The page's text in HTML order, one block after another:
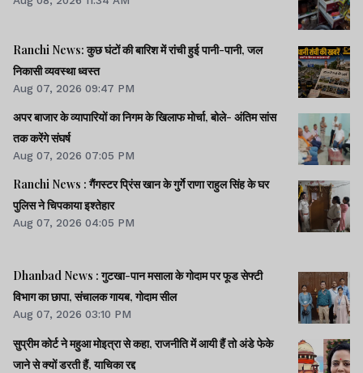
Ranchi News: कुछ घंटों की बारिश में रांची हुई पानी-पानी, जल
निकासी व्यवस्था ध्वस्त
Aug 07, 2026 09:47 PM
अपर बाजार के व्यापारियों का निगम के खिलाफ मोर्चा, बोले- अंतिम सांस
तक करेंगे संघर्ष
Aug 07, 2026 07:05 PM
Ranchi News : गैंगस्टर प्रिंस खान के गुर्गे राणा राहुल सिंह के घर
पुलिस ने चिपकाया इश्तेहार
Aug 07, 2026 04:05 PM
Dhanbad News : गुटखा-पान मसाला के गोदाम पर फूड सेफ्टी
विभाग का छापा, संचालक गायब, गोदाम सील
Aug 07, 2026 03:10 PM
सुप्रीम कोर्ट ने महुआ मोइत्रा से कहा, राजनीति में आयी हैं तो अंडे फेके
जाने से क्यों डरती हैं, याचिका रद्द